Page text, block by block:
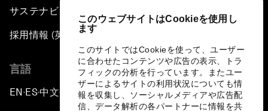
このウェブサイトはCookieを使用し
ます
このサイトではCookieを使って、ユーザー
に合わせたコンテンツや広告の表示、トラ
フィックの分析を行っています。またユー
ザーによるサイトの利用状況についても情
報を収集し、ソーシャルメディアや広告配
信、データ解析の各パートナーに情報を共
サステナビリティへの取り組み
採用情報 (英語のみ)
言語
EN ▪ES▪中文▪ 日本語